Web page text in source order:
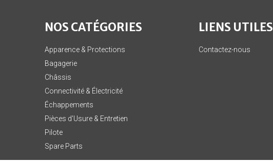
NOS CATÉGORIES
Apparence & Protections
Bagagerie
Châssis
Connectivité & Électricité
Échappements
Pièces d'Usure & Entretien
Pilote
Spare Parts
LIENS UTILES
Contactez-nous